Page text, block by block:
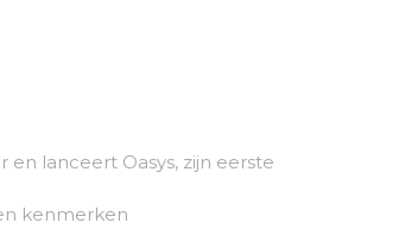
lanceert Oasys, zijn eerste
kenmerken